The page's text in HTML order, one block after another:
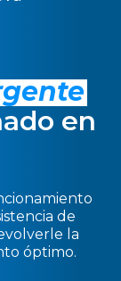
en
de
la
óptimo.